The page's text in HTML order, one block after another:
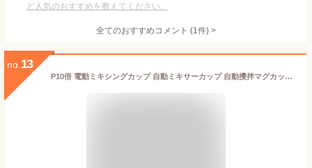
ど人気のおすすめを教えてください。
全てのおすすめコメント (1件) >
no. 13
P10倍 電動ミキシングカップ 自動ミキサーカップ 自動攪拌マグカップ 380ml 物理的冷却 304ステンレス 温度表示 自動磁気撹拌カップ プロテイン お茶カップコーヒー ミルク ハチミツ 青汁 黒糖湯 薬 自動かき混ぜ 漏れ防止 ドリンクシェーカー 旅行ギフト 携帯便利